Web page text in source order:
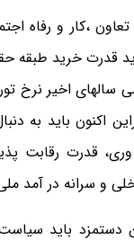
،کار و رفاه
قدرت خرید طبقه
سالهای اخیر نرخ
اکنون باید به
وری، قدرت رقابت
و سرانه در آمد
دستمزد باید